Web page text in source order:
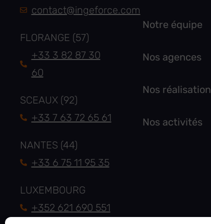
contact@ingeforce.com
FLORANGE (57)
+33 3 82 87 30
60
SCEAUX (92)
+33 7 63 72 65 61
NANTES (44)
+33 6 75 11 95 35
LUXEMBOURG
+352 621 690 551
Notre équipe
Nos agences
Nos
Nos activités